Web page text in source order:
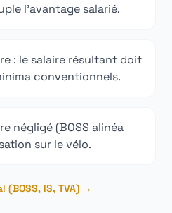
l'avantage salarié.
: le salaire résultant doit
conventionnels.
négligé (BOSS alinéa
sur le vélo.
IS, TVA) →